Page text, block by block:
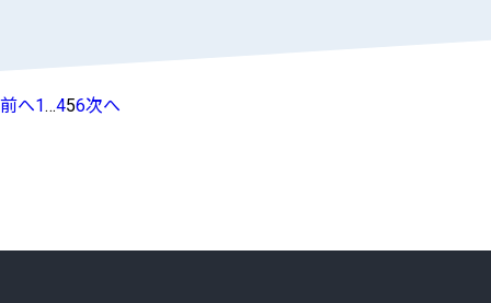
投
前へ1…456次へ